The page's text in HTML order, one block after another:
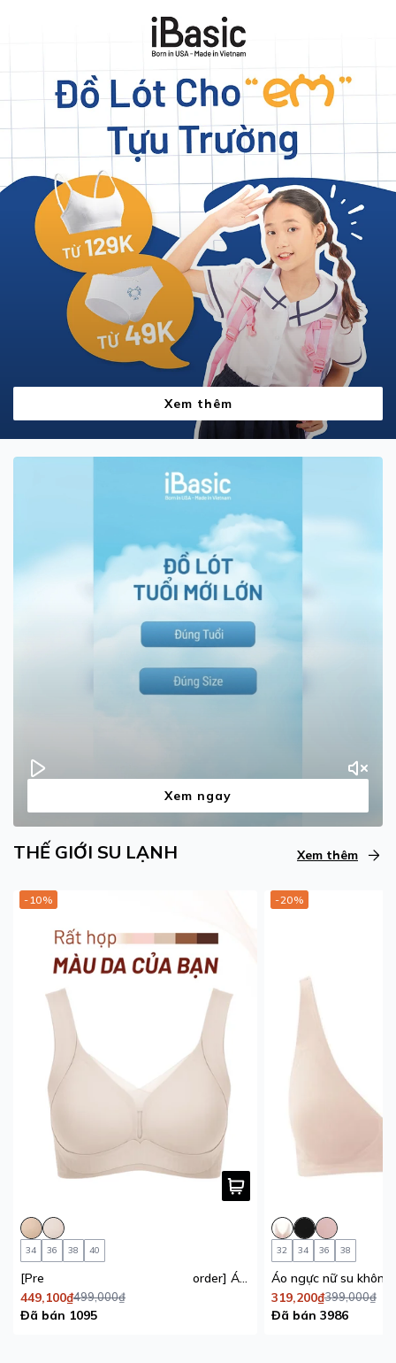
Xem thêm
Xem ngay
THẾ GIỚI SU LẠNH Xem thêm
-10%
34 36 38 40
[Pre
order] Áo ngực su mút mỏng iBasic che mỡ lưng, tàng hình không đường may phối lưới
449,100₫499,000₫
Đã bán 1095
-20%
32 34 36 38
319,200₫399,000₫
Đã bán 3986